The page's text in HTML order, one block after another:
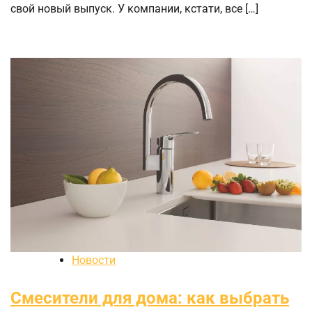
свой новый выпуск. У компании, кстати, все […]
Новости
Смесители для дома: как выбрать